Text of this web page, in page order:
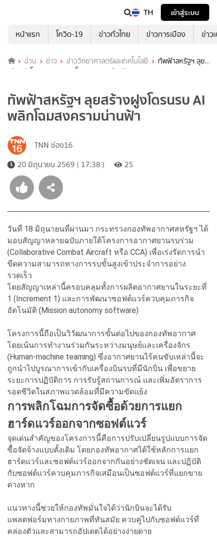
TH
เข้าสู่ระบบ
หน้าแรก
โควิด-19 ข่าวทั่วไทย ข่าวการเมือง ข่าว
อ่าน ข่าว ข่าววิทยาศาสตร์และเทคโนโลยี
ทัพฟ้าสหรัฐฯ ลุย
สร้างฝูงโดรนรบ AI พลิกโฉมสงครามน่านฟ้า
ทัพฟ้าสหรัฐฯ ลุยสร้างฝูงโดรนรบ AI
พลิกโฉมสงครามน่านฟ้า
TNN ช่อง16
20 มิถุนายน 2569 ( 17:38 )
25
วันที่ 18 มิถุนายนที่ผ่านมา กระทรวงกองทัพอากาศสหรัฐฯ ได้
มอบสัญญาหลายฉบับภายใต้โครงการอากาศยานรบร่วม
(Collaborative Combat Aircraft หรือ CCA) เพื่อเร่งรัดการนำ
ขีดความสามารถทางการรบขั้นสูงเข้าประจำการอย่าง
รวดเร็ว
โดยสัญญาเหล่านี้ครอบคลุมทั้งการผลิตอากาศยานในระยะที่
1 (Increment 1) และการพัฒนาซอฟต์แวร์ควบคุมภารกิจ
อัตโนมัติ (Mission autonomy software)
โครงการนี้ถือเป็นวิวัฒนาการขั้นต่อไปของกองทัพอากาศ
โดยเน้นการทำงานร่วมกันระหว่างมนุษย์และเครื่องจักร
(Human-machine teaming) ซึ่งอากาศยานไร้คนขับเหล่านี้จะ
ถูกนำไปบูรณาการเข้ากับเครื่องบินรบที่มีนักบิน เพื่อขยาย
ระยะการปฏิบัติการ การรับรู้สถานการณ์ และเพิ่มอัตราการ
รอดชีวิตในสภาพแวดล้อมที่มีความขัดแย้ง
การพลิกโฉมการจัดซื้อด้วยการแยก
ฮาร์ดแวร์ออกจากซอฟต์แวร์
จุดเด่นสำคัญของโครงการนี้คือการปรับเปลี่ยนรูปแบบการจัด
ซื้อจัดจ้างแบบดั้งเดิม โดยกองทัพอากาศได้ใช้หลักการแยก
ฮาร์ดแวร์และซอฟต์แวร์ออกจากกันอย่างชัดเจน และปฏิบัติ
กับซอฟต์แวร์ควบคุมภารกิจเสมือนเป็นซอฟต์แวร์ที่แยกขาย
ต่างหาก
แนวทางนี้ช่วยให้กองทัพมั่นใจได้ว่านักบินจะได้รับ
แพลตฟอร์มทางกายภาพที่ทันสมัย ควบคู่ไปกับซอฟต์แวร์ที่
คล่องตัวและสามารถอัปเดตได้อย่างง่ายดาย